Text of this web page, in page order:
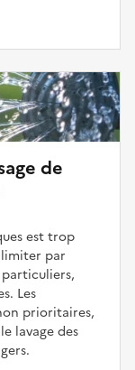
de
est trop
limiter par
Les
prioritaires,
lavage des